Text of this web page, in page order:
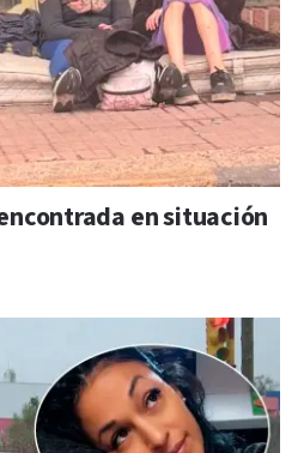
en situación